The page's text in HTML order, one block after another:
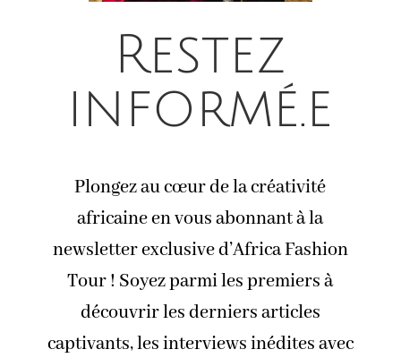
Restez
informé.e
Plongez au cœur de la créativité
africaine en vous abonnant à la
newsletter exclusive d’Africa Fashion
Tour ! Soyez parmi les premiers à
découvrir les derniers articles
captivants, les interviews inédites avec